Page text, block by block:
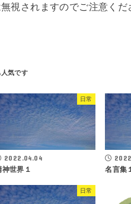
視されますのでご注意くだ
日常
2022.04.04
神世界１ 名言集
日常